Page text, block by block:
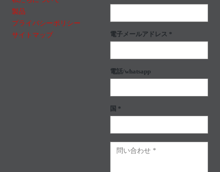
製品
プライバシーポリシー
サイトマップ
電子メールアドレス *
電話/whatsapp
国 *